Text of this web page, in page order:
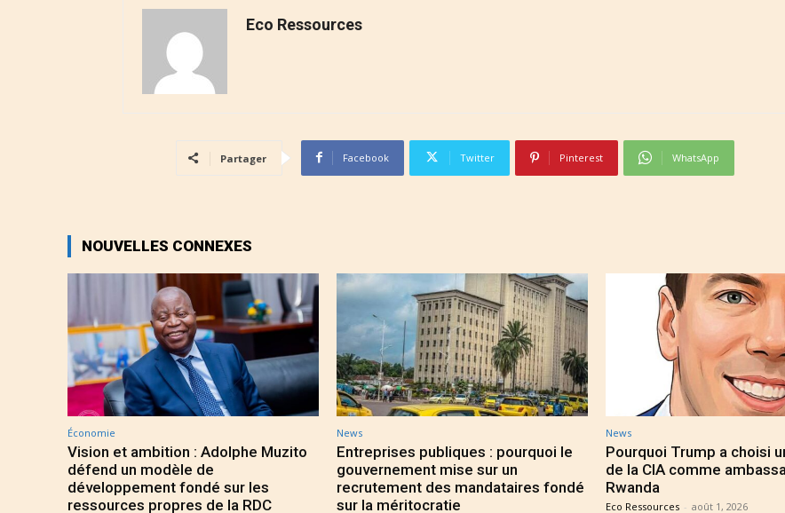
Eco Ressources
Partager Facebook Twitter Pinterest WhatsApp
NOUVELLES CONNEXES
Économie
Vision et ambition : Adolphe Muzito
défend un modèle de
développement fondé sur les
ressources propres de la RDC
News
Entreprises publiques : pourquoi le
gouvernement mise sur un
recrutement des mandataires fondé
sur la méritocratie
News
Pourquoi Trump a choisi
de la CIA comme
Rwanda
Eco Ressources - août 1, 2026